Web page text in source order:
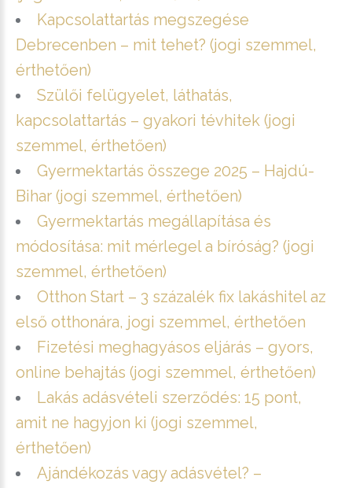
Kapcsolattartás megszegése
Debrecenben – mit tehet? (jogi szemmel,
érthetően)
Szülői felügyelet, láthatás,
kapcsolattartás – gyakori tévhitek (jogi
szemmel, érthetően)
Gyermektartás összege 2025 – Hajdú-
Bihar (jogi szemmel, érthetően)
Gyermektartás megállapítása és
módosítása: mit mérlegel a bíróság? (jogi
szemmel, érthetően)
Otthon Start – 3 százalék fix lakáshitel az
első otthonára, jogi szemmel, érthetően
Fizetési meghagyásos eljárás – gyors,
online behajtás (jogi szemmel, érthetően)
Lakás adásvételi szerződés: 15 pont,
amit ne hagyjon ki (jogi szemmel,
érthetően)
Ajándékozás vagy adásvétel? –